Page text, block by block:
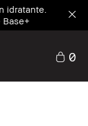
idratante.
Base+
0